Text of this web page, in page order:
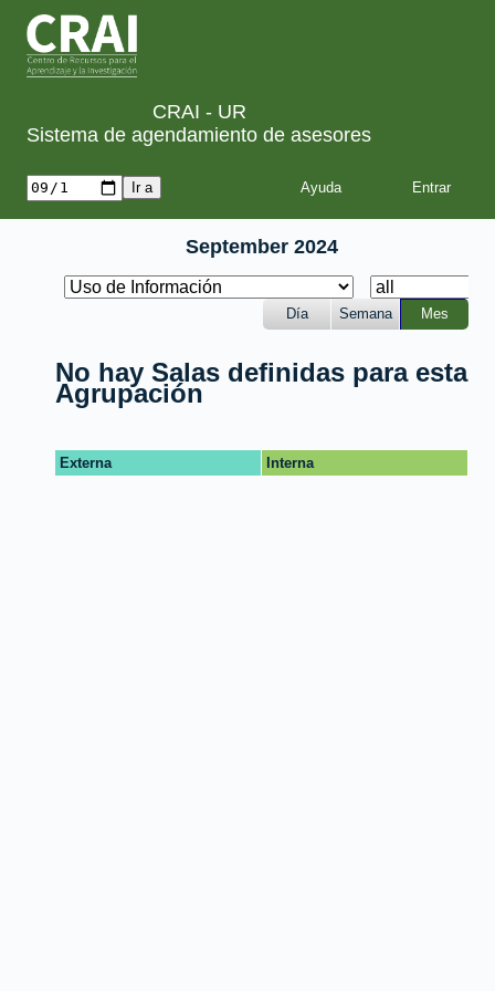
CRAI - UR
Sistema de agendamiento de asesores
Ayuda
September 2024
Día Semana Mes
No hay Salas definidas para esta
Agrupación
Externa Interna